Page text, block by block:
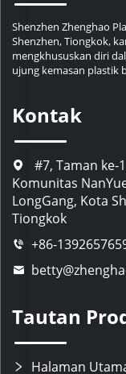
Shenzhen Zhenghao
Shenzhen, Tiongkok,
mengkhususkan diri
ujung kemasan plastik
Kontak
#7, Taman ke-
Komunitas
LongGang, Kota
Tiongkok
+86-
Tautan
Halaman